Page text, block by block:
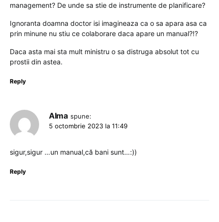
management? De unde sa stie de instrumente de planificare?
Ignoranta doamna doctor isi imagineaza ca o sa apara asa ca
prin minune nu stiu ce colaborare daca apare un manual?!?
Daca asta mai sta mult ministru o sa distruga absolut tot cu
prostii din astea.
Reply
Alma spune:
5 octombrie 2023 la 11:49
sigur,sigur …un manual,că bani sunt…:))
Reply